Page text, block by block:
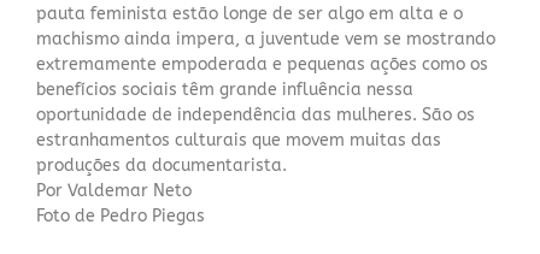
pauta feminista estão longe de ser algo em alta e o
machismo ainda impera, a juventude vem se mostrando
extremamente empoderada e pequenas ações como os
benefícios sociais têm grande influência nessa
oportunidade de independência das mulheres. São os
estranhamentos culturais que movem muitas das
produções da documentarista.
Por Valdemar Neto
Foto de Pedro Piegas